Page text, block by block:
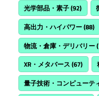
光学部品・素子(92)
高出力・ハイパワー(88)
物流・倉庫・デリバリー
XR・メタバース (67)
量子技術・コンピューテ